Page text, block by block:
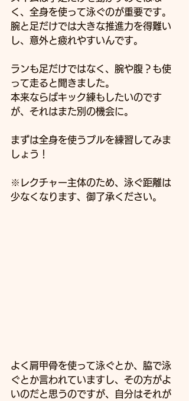
く、全身を使って泳ぐのが重要です。
腕と足だけでは大きな推進力を得難い
し、意外と疲れやすいんです。
ランも足だけではなく、腕や腹？も使
って走ると聞きました。
本来ならばキック練もしたいのです
が、それはまた別の機会に。
まずは全身を使うプルを練習してみま
しょう！
※レクチャー主体のため、泳ぐ距離は
少なくなります、御了承ください。
よく肩甲骨を使って泳ぐとか、脇で泳
ぐとか言われていますし、その方がよ
いのだと思うのですが、自分はそれが